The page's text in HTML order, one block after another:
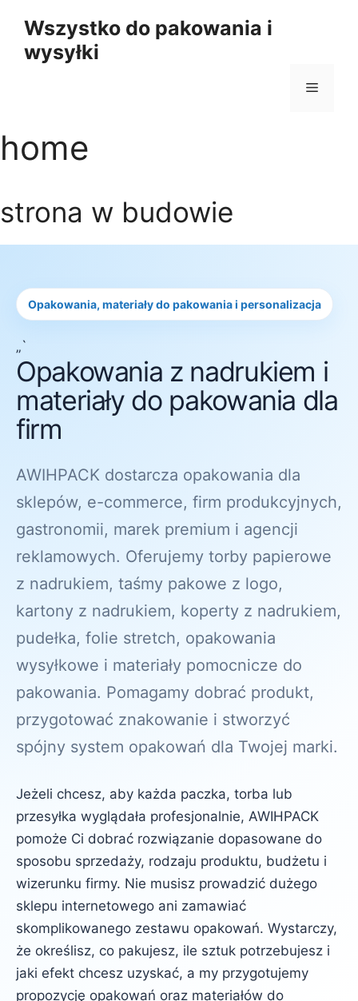
treści
Wszystko do pakowania i
wysyłki
Menu
home
strona w budowie
Opakowania, materiały do pakowania i personalizacja
„`
Opakowania z nadrukiem i
materiały do pakowania dla
firm
AWIHPACK dostarcza opakowania dla
sklepów, e-commerce, firm produkcyjnych,
gastronomii, marek premium i agencji
reklamowych. Oferujemy torby papierowe
z nadrukiem, taśmy pakowe z logo,
kartony z nadrukiem, koperty z nadrukiem,
pudełka, folie stretch, opakowania
wysyłkowe i materiały pomocnicze do
pakowania. Pomagamy dobrać produkt,
przygotować znakowanie i stworzyć
spójny system opakowań dla Twojej marki.
Jeżeli chcesz, aby każda paczka, torba lub
przesyłka wyglądała profesjonalnie, AWIHPACK
pomoże Ci dobrać rozwiązanie dopasowane do
sposobu sprzedaży, rodzaju produktu, budżetu i
wizerunku firmy. Nie musisz prowadzić dużego
sklepu internetowego ani zamawiać
skomplikowanego zestawu opakowań. Wystarczy,
że określisz, co pakujesz, ile sztuk potrzebujesz i
jaki efekt chcesz uzyskać, a my przygotujemy
propozycję opakowań oraz materiałów do